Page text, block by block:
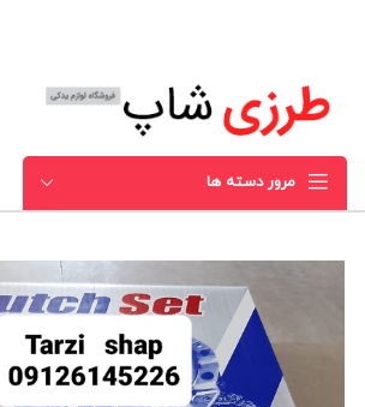
مرور دسته ها